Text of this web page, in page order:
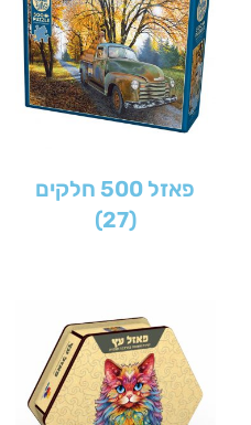
פאזל 500 חלקים
(27)